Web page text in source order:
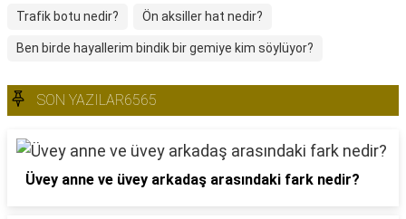
Trafik botu nedir? Ön aksiller hat nedir?
Ben birde hayallerim bindik bir gemiye kim söylüyor?
SON YAZILAR6565
Üvey anne ve üvey arkadaş arasındaki fark nedir?